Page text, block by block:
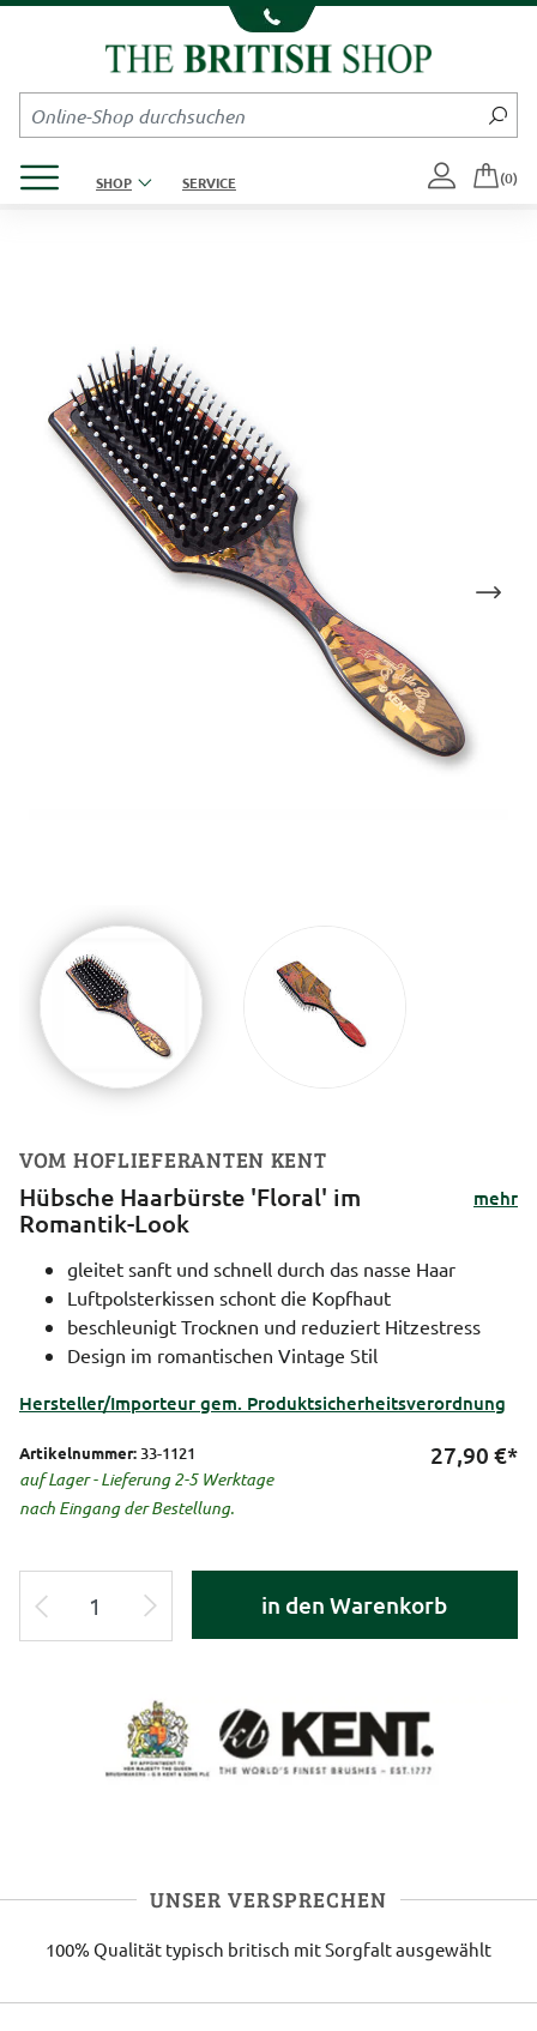
Kompletten Head der Seite überspringen
SHOP SERVICE (0)
VOM HOFLIEFERANTEN KENT
Hübsche Haarbürste 'Floral' im
Romantik-Look
mehr
gleitet sanft und schnell durch das nasse Haar
Luftpolsterkissen schont die Kopfhaut
beschleunigt Trocknen und reduziert Hitzestress
Design im romantischen Vintage Stil
Hersteller/Importeur gem. Produktsicherheitsverordnung
Artikelnummer: 33-1121
auf Lager - Lieferung 2-5 Werktage
nach Eingang der Bestellung.
27,90 €*
in den Warenkorb
UNSER VERSPRECHEN
100% Qualität typisch britisch mit Sorgfalt ausgewählt